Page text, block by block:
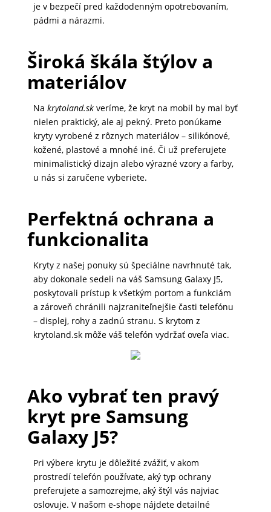
POPSOCKETY
HODINKY
PRÍSLUŠENSTVO
SPOTREBIČE
KANCELÁRIA
OUTDOOR
je v bezpečí pred každodenným opotrebovaním,
pádmi a nárazmi.
Široká škála štýlov a
materiálov
Na krytoland.skveríme, že kryt na mobil by mal byť
nielen praktický, ale aj pekný. Preto ponúkame
kryty vyrobené z rôznych materiálov – silikónové,
kožené, plastové a mnohé iné. Či už preferujete
minimalistický dizajn alebo výrazné vzory a farby,
u nás si zaručene vyberiete.
Perfektná ochrana a
funkcionalita
Kryty z našej ponuky sú špeciálne navrhnuté tak,
aby dokonale sedeli na váš Samsung Galaxy J5,
poskytovali prístup k všetkým portom a funkciám
a zároveň chránili najzraniteľnejšie časti telefónu
– displej, rohy a zadnú stranu. S krytom z
krytoland.sk môže váš telefón vydržať oveľa viac.
Ako vybrať ten pravý
kryt pre Samsung
Galaxy J5?
Pri výbere krytu je dôležité zvážiť, v akom
prostredí telefón používate, aký typ ochrany
preferujete a samozrejme, aký štýl vás najviac
oslovuje. V našom e-shope nájdete detailné